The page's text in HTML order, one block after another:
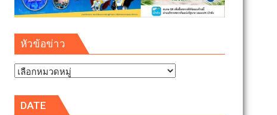
หัวข้อข่าว
หัวข้อ
DATE